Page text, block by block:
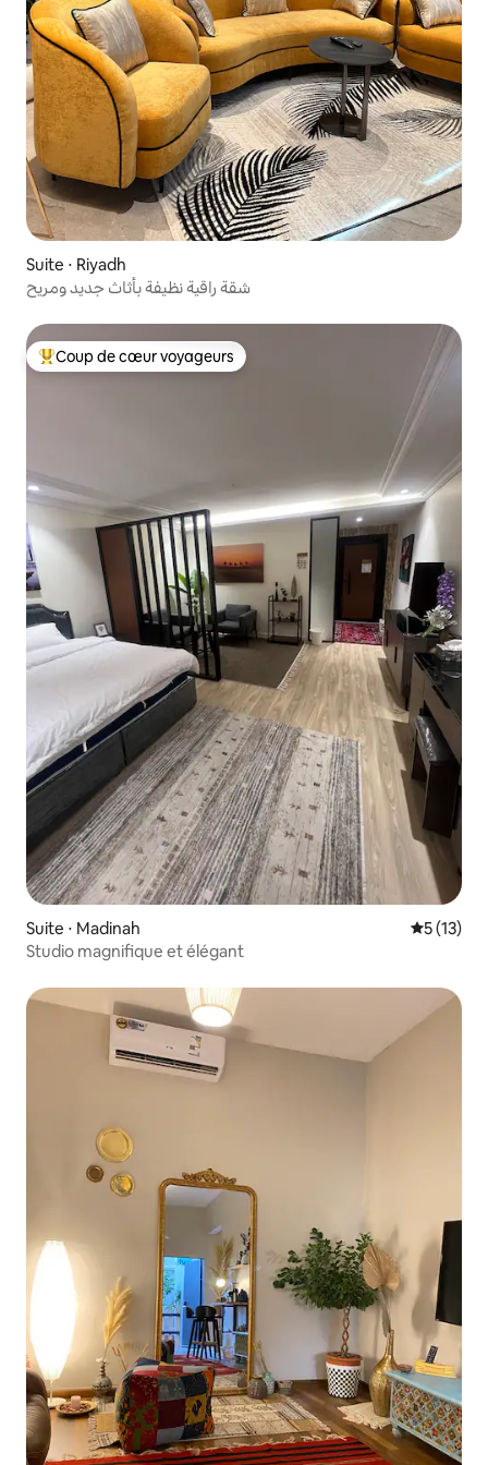
Suite ⋅ Riyadh
شقة راقية نظيفة بأثاث جديد ومريح
Coups de cœur voyageurs les plus appréciés
Coup de cœur voyageurs
Suite ⋅ Madinah
5 (13)
Studio magnifique et élégant